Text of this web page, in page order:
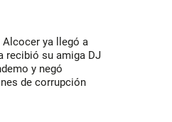
ya llegó a
recibió su amiga DJ
y negó
de corrupción